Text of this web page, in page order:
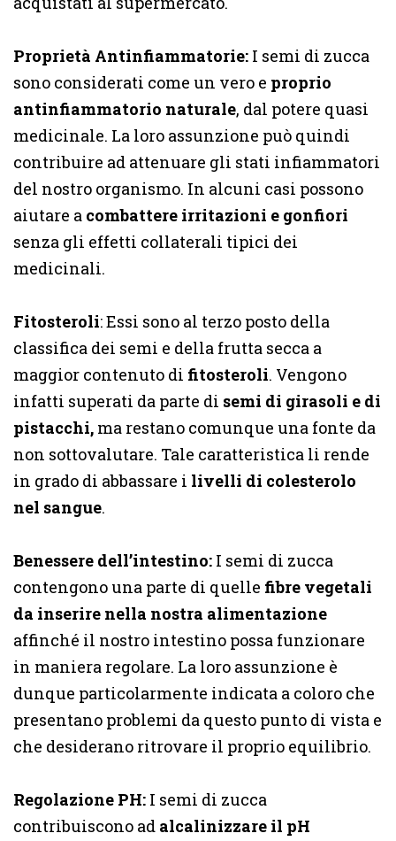
Proprietà Antinfiammatorie: I semi di zucca
sono considerati come un vero e proprio
antinfiammatorio naturale, dal potere quasi
medicinale. La loro assunzione può quindi
contribuire ad attenuare gli stati infiammatori
del nostro organismo. In alcuni casi possono
aiutare a combattere irritazioni e gonfiori
senza gli effetti collaterali tipici dei
medicinali.
Fitosteroli: Essi sono al terzo posto della
classifica dei semi e della frutta secca a
maggior contenuto di fitosteroli. Vengono
infatti superati da parte di semi di girasoli e di
pistacchi, ma restano comunque una fonte da
non sottovalutare. Tale caratteristica li rende
in grado di abbassare i livelli di colesterolo
nel sangue.
Benessere dell’intestino: I semi di zucca
contengono una parte di quelle fibre vegetali
da inserire nella nostra alimentazione
affinché il nostro intestino possa funzionare
in maniera regolare. La loro assunzione è
dunque particolarmente indicata a coloro che
presentano problemi da questo punto di vista e
che desiderano ritrovare il proprio equilibrio.
Regolazione PH: I semi di zucca
contribuiscono ad alcalinizzare il pH